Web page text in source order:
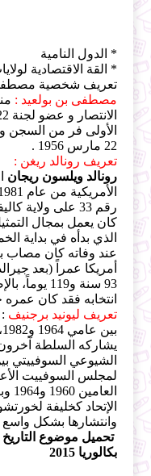
* الدول النامية
* القة الاقتصادية
تعريف شخصية مصطفى
مصطفى بن بولعيد :
الأولى فر من السجن
22 مارس 1956 .
تعريف رونالد ريغن :
رونالد ويلسون ريجان
كان يعمل بمجال
الذي بدأه في بداية
عند وفاته كان مصاب
أمريكا عمراً (بعد
93 سنة و119
انتخابه فقد كان عمره حينها 69 سنة
تعريف ليونيد برجنيف
يشاركه السلطة
لمجلس السوفييت
الإتحاد كخليفة
وانتشارها بشكل
تحميل موضوع
بكالوريا 2015